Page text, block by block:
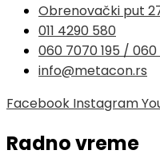
Obrenovački put
011 4290 580
060 7070 195 / 060
info@metacon.rs
Facebook Instagram
Radno vreme